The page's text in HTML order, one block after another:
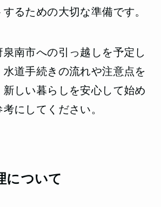
るための大切な準備です。
南市への引っ越しを予定し
道手続きの流れや注意点を
しい暮らしを安心して始め
にしてください。
について